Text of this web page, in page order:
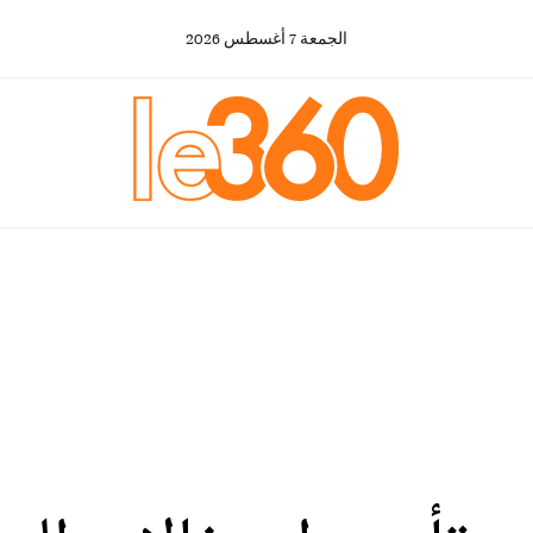
الجمعة 7 أغسطس 2026